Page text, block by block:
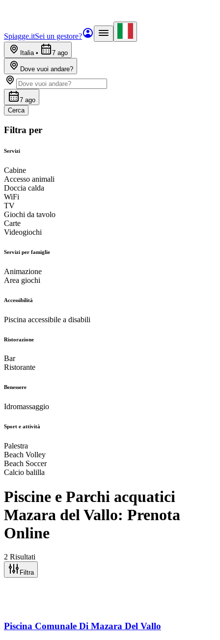
Spiagge.itSei un gestore?
Italia• 7 ago
Dove vuoi andare?
7 ago
Cerca
Filtra per
Servizi
Cabine
Accesso animali
Doccia calda
WiFi
TV
Giochi da tavolo
Carte
Videogiochi
Servizi per famiglie
Animazione
Area giochi
Accessibilità
Piscina accessibile a disabili
Ristorazione
Bar
Ristorante
Benessere
Idromassaggio
Sport e attività
Palestra
Beach Volley
Beach Soccer
Calcio balilla
Piscine e Parchi acquatici
Mazara del Vallo: Prenota
Online
2 Risultati
Filtra
Piscina Comunale Di Mazara Del Vallo